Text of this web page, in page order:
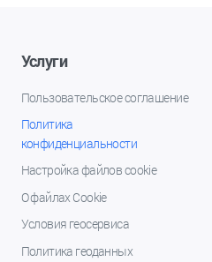
Услуги
Пользовательское соглашение
Политика
конфиденциальности
Настройка файлов cookie
О файлах Cookie
Условия геосервиса
Политика геоданных